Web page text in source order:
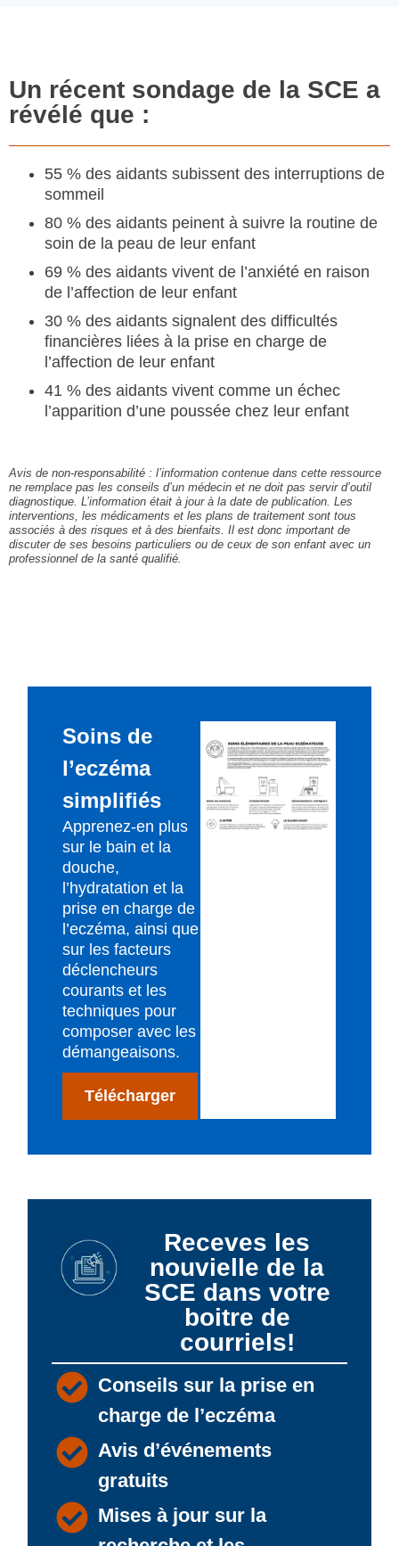
Un récent sondage de la SCE a
révélé que :
55 % des aidants subissent des interruptions de
sommeil
80 % des aidants peinent à suivre la routine de
soin de la peau de leur enfant
69 % des aidants vivent de l’anxiété en raison
de l’affection de leur enfant
30 % des aidants signalent des difﬁcultés
ﬁnancières liées à la prise en charge de
l’affection de leur enfant
41 % des aidants vivent comme un échec
l’apparition d’une poussée chez leur enfant
Avis de non-responsabilité : l’information contenue dans cette ressource
ne remplace pas les conseils d’un médecin et ne doit pas servir d’outil
diagnostique. L’information était à jour à la date de publication. Les
interventions, les médicaments et les plans de traitement sont tous
associés à des risques et à des bienfaits. Il est donc important de
discuter de ses besoins particuliers ou de ceux de son enfant avec un
professionnel de la santé qualifié.
Soins de
l’eczéma
simplifiés
Apprenez-en plus
sur le bain et la
douche,
l’hydratation et la
prise en charge de
l’eczéma, ainsi que
sur les facteurs
déclencheurs
courants et les
techniques pour
composer avec les
démangeaisons.
Télécharger
Receves les
nouvielle de la
SCE dans votre
boitre de
courriels!
Conseils sur la prise en
charge de l’eczéma
Avis d’événements
gratuits
Mises à jour sur la